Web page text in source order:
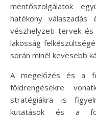
mentőszolgálatok
hatékony
vészhelyzeti tervek
lakosság
során minél kevesebb
A megelőzés és a
földrengésekre
stratégiákra is
kutatások és a